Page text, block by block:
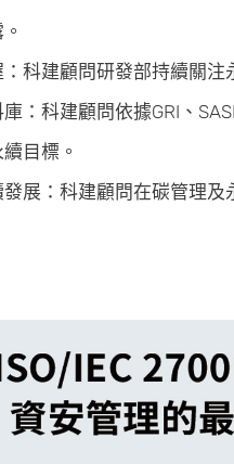
科建顧問研發部持續關
：科建顧問依據GRI、
目標。
展：科建顧問在碳管理